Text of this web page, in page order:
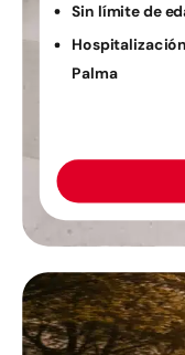
Sin límite de
Palma